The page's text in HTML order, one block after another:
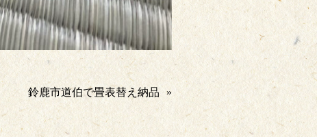
鈴鹿市道伯で畳表替え納品 »